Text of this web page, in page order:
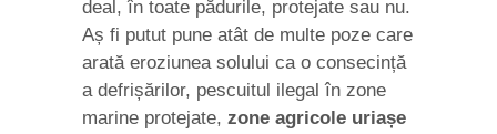
deal, în toate pădurile, protejate sau nu.
Aș fi putut pune atât de multe poze care
arată eroziunea solului ca o consecință
a defrișărilor, pescuitul ilegal în zone
marine protejate, zone agricole uriașe